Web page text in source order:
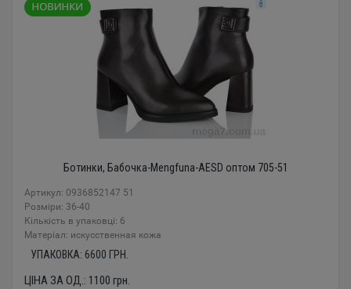
Ботинки, Бабочка-Mengfuna-AESD оптом 705-51
Артикул: 0936852147 51
Розміри: 36-40
Кількість в упаковці: 6
Mатеріал: искусственная кожа
УПАКОВКА: 6600 ГРН.
ЦІНА ЗА ОД.: 1100 грн.